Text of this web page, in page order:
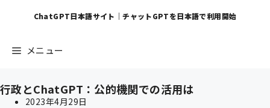
ChatGPT日本語サイト｜チャットGPTを日本語で利用開始
メニュー
行政とChatGPT：公的機関での活用は
2023年4月29日